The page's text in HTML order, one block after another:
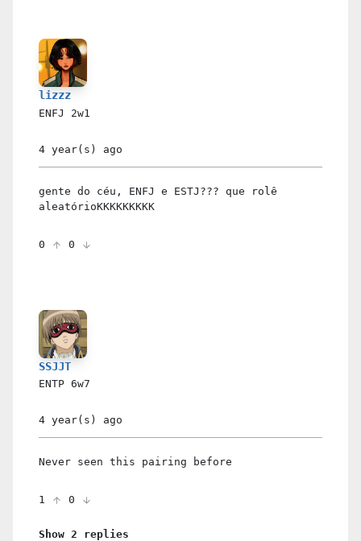
lizzz
ENFJ 2w1
4 year(s) ago
gente do céu, ENFJ e ESTJ??? que rolê
aleatórioKKKKKKKKK
0 0
SSJJT
ENTP 6w7
4 year(s) ago
Never seen this pairing before
1 0
Show 2 replies